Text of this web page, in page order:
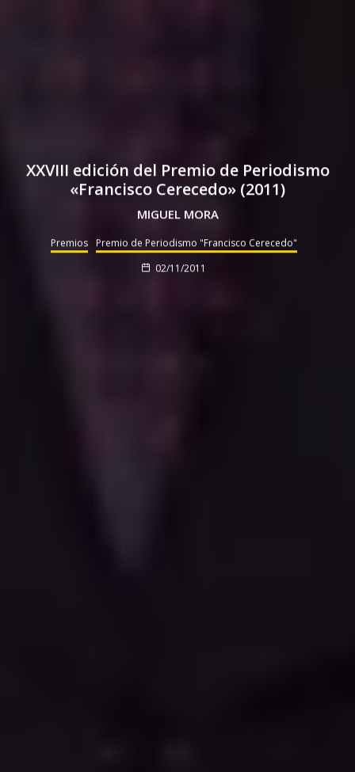
XXVIII edición del Premio de Periodismo
«Francisco Cerecedo» (2011)
MIGUEL MORA
Premios
Premio de Periodismo "Francisco Cerecedo"
02/11/2011